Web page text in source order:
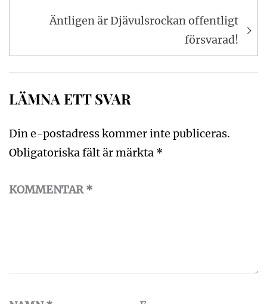
Äntligen är Djävulsrockan offentligt
försvarad!
LÄMNA ETT SVAR
Din e-postadress kommer inte publiceras.
Obligatoriska fält är märkta *
KOMMENTAR*